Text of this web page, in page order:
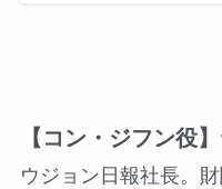
【コン・ジフン役
ウジョン日報社長。財